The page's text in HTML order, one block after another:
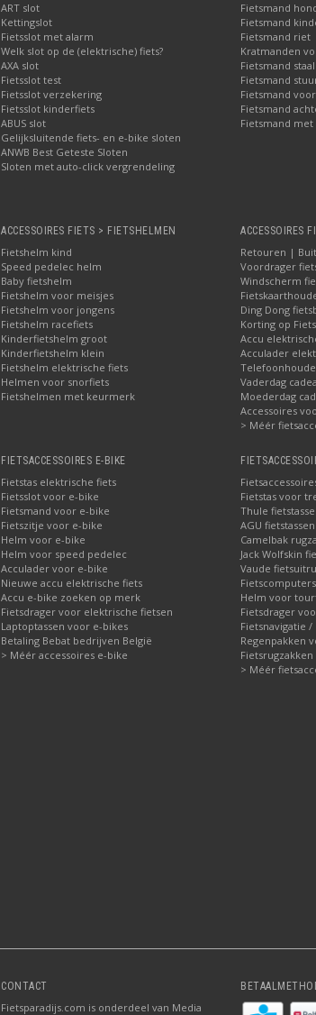
ART slot
Kettingslot
Fietsslot met alarm
Welk slot op de (elektrische) fiets?
AXA slot
Fietsslot test
Fietsslot verzekering
Fietsslot kinderfiets
ABUS slot
Gelijksluitende fiets- en e-bike sloten
ANWB Best Geteste Sloten
Sloten met auto-click vergrendeling
Fietsmand
Fietsmand
Fietsmand riet
Kratmanden
Fietsmand staal
Fietsmand
Fietsmand
Fietsmand
Fietsmand met
ACCESSOIRES FIETS > FIETSHELMEN
Fietshelm kind
Speed pedelec helm
Baby fietshelm
Fietshelm voor meisjes
Fietshelm voor jongens
Fietshelm racefiets
Kinderfietshelm groot
Kinderfietshelm klein
Fietshelm elektrische fiets
Helmen voor snorfiets
Fietshelmen met keurmerk
ACCESSOIRES
Retouren |
Voordrager
Windscherm
Ding Dong
Korting op
Accu
Acculader
Vaderdag
Moederdag
Accessoires
> Méér
FIETSACCESSOIRES E-BIKE
Fietstas elektrische fiets
Fietsslot voor e-bike
Fietsmand voor e-bike
Fietszitje voor e-bike
Helm voor e-bike
Helm voor speed pedelec
Acculader voor e-bike
Nieuwe accu elektrische fiets
Accu e-bike zoeken op merk
Fietsdrager voor elektrische fietsen
Laptoptassen voor e-bikes
Betaling Bebat bedrijven België
> Méér accessoires e-bike
Fietstas voor
Thule
AGU
Camelbak
Jack Wolfskin
Vaude
Fietscomputers
Helm voor
Fietsdrager
Fietsnavigatie
Regenpakken
> Méér
CONTACT
Fietsparadijs.com is onderdeel van Media